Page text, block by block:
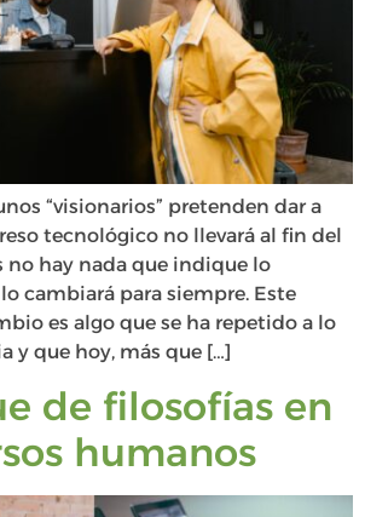
“visionarios” pretenden dar a
tecnológico no llevará al fin del
no hay nada que indique lo
cambiará para siempre. Este
es algo que se ha repetido a lo
y que hoy, más que […]
de filosofías en
humanos